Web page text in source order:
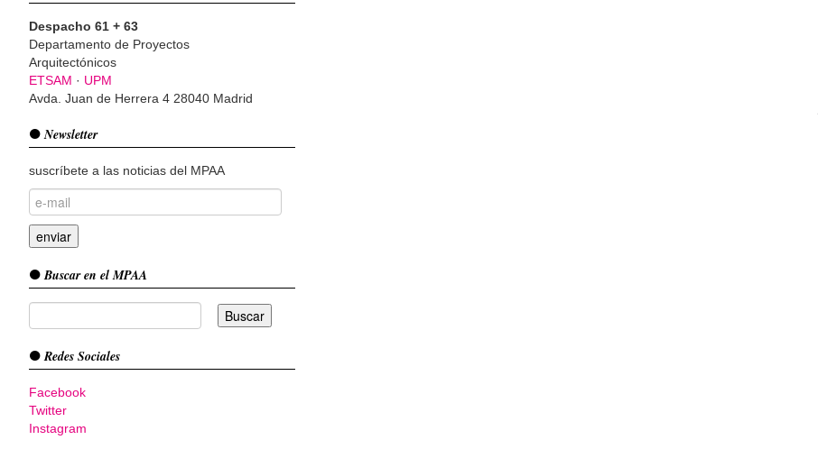
Despacho 61 + 63
Departamento de Proyectos
Arquitectónicos
ETSAM · UPM
Avda. Juan de Herrera 4 28040 Madrid
Newsletter
suscríbete a las noticias del MPAA
Buscar en el MPAA
Redes Sociales
Facebook
Twitter
Instagram